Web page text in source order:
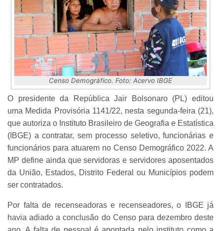
Censo Demográfico. Foto: Acervo IBGE
O presidente da República Jair Bolsonaro (PL) editou
uma Medida Provisória 1141/22, nesta segunda-feira (21),
que autoriza o Instituto Brasileiro de Geografia e Estatística
(IBGE) a contratar, sem processo seletivo, funcionárias e
funcionários para atuarem no Censo Demográfico 2022. A
MP define ainda que servidoras e servidores aposentados
da União, Estados, Distrito Federal ou Municípios podem
ser contratados.
Por falta de recenseadoras e recenseadores, o IBGE já
havia adiado a conclusão do Censo para dezembro deste